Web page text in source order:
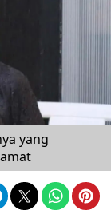
yang